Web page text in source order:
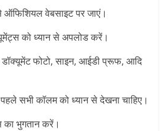
ऑफिशियल वेबसाइट पर जाएं।
को ध्यान से अपलोड करें।
डॉक्यूमेंट फोटो, साइन, आईडी प्रूफ, आदि
सभी कॉलम को ध्यान से देखना चाहिए।
का भुगतान करें।